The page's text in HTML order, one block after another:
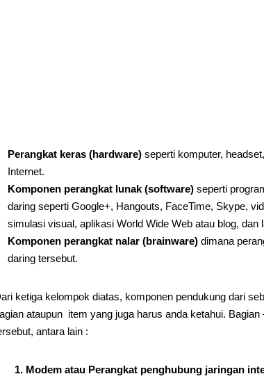
Perangkat keras (hardware)seperti komputer,
Internet.
Komponen perangkat lunak (software)seperti
daring seperti Google+, Hangouts, FaceTime, Skype,
simulasi visual, aplikasi World Wide Web atau blog, dan
Komponen perangkat nalar (brainware)dimana
daring tersebut.
ketiga kelompok diatas, komponen pendukung dari
ataupun item yang juga harus anda ketahui.
antara lain :
1. Modem atau Perangkat penghubung jaringan